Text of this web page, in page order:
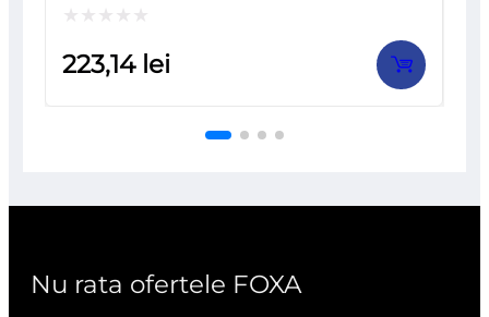
la
223,14 lei
Nu rata ofertele FOXA